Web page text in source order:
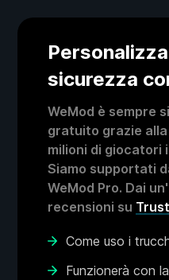
sicurezza
WeMod è sempre
gratuito grazie
milioni di giocatori
Siamo supportati
WeMod Pro. Dai
recensioni su
Come uso i
Funzionerà con